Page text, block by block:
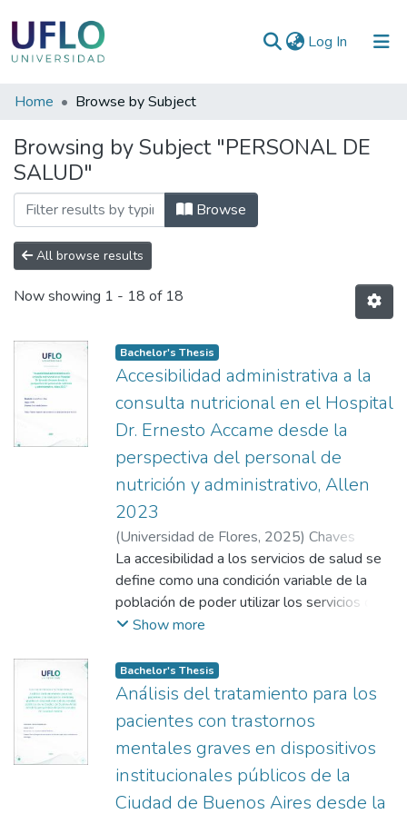
Log In (current)
Communities
Collections
All of RIUFLO
Home Browse by Subject
Browsing by Subject "PERSONAL DE
SALUD"
Browse
All browse results
Now showing 1 - 18 of 18
Bachelor's Thesis
Accesibilidad administrativa a la
consulta nutricional en el Hospital
Dr. Ernesto Accame desde la
perspectiva del personal de
nutrición y administrativo, Allen
2023
(Universidad de Flores, 2025) Chaves
Kessel, Alma;Salomone, Anabella
La accesibilidad a los servicios de salud se
define como una condición variable de la
población de poder utilizar los servicios de
salud, es decir no solo basta con la
sino que también de que las personas
puedan hacer uso de estos. Es así que,
cuando hablamos de accesibilidad
administrativa nos referimos a la
organización y a la gestión de los propios
servicios de salud, lo cual comprende
aquellos elementos que inciden en la
Show more
Bachelor's Thesis
Análisis del tratamiento para los
pacientes con trastornos
mentales graves en dispositivos
institucionales públicos de la
Ciudad de Buenos Aires desde la